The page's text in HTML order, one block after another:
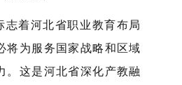
志着河北省职业教育布局
将为服务国家战略和区域
。这是河北省深化产教融